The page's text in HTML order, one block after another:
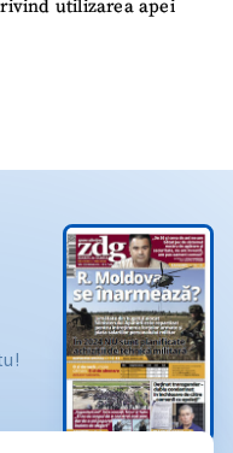
utilizarea apei